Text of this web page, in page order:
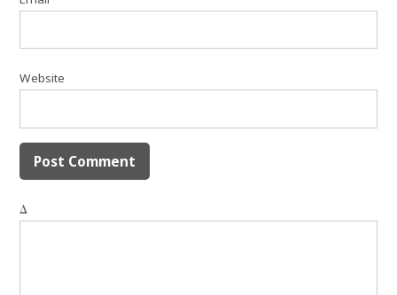
Website
Δ